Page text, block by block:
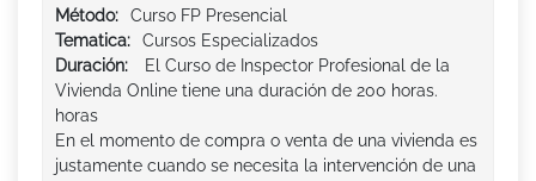
Método:
Curso FP Presencial
Tematica:
Cursos Especializados
Duración:
El Curso de Inspector Profesional de la
Vivienda Online tiene una duración de 200 horas.
horas
En el momento de compra o venta de una vivienda es
justamente cuando se necesita la intervención de una